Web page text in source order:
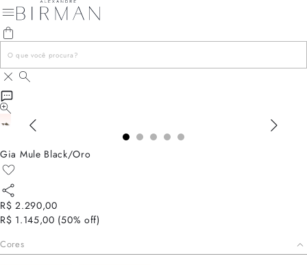
Gia Mule Black/Oro
R$ 2.290,00
R$ 1.145,00 (50% off)
Cores